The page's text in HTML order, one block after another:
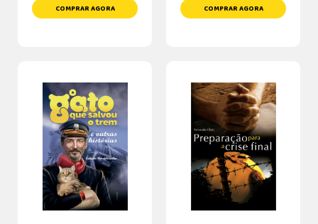
COMPRAR AGORA COMPRAR AGORA